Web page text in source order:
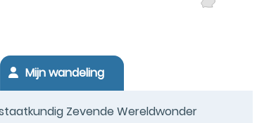
Mijn wandeling
Zevende Wereldwonder